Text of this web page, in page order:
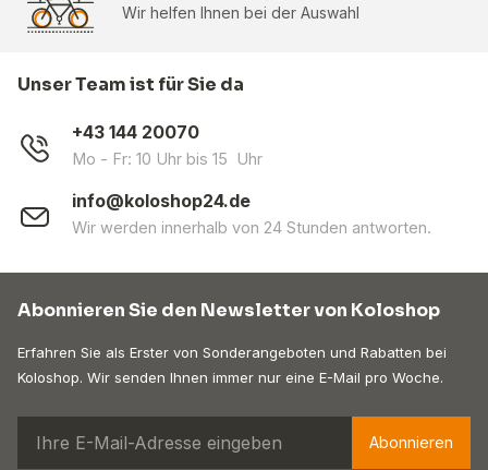
Wir helfen Ihnen bei der Auswahl
Unser Team ist für Sie da
+43 144 20070
Mo - Fr: 10 Uhr bis 15 Uhr
info@koloshop24.de
Wir werden innerhalb von 24 Stunden antworten.
Abonnieren Sie den Newsletter von Koloshop
Erfahren Sie als Erster von Sonderangeboten und Rabatten bei
Koloshop. Wir senden Ihnen immer nur eine E-Mail pro Woche.
Abonnieren